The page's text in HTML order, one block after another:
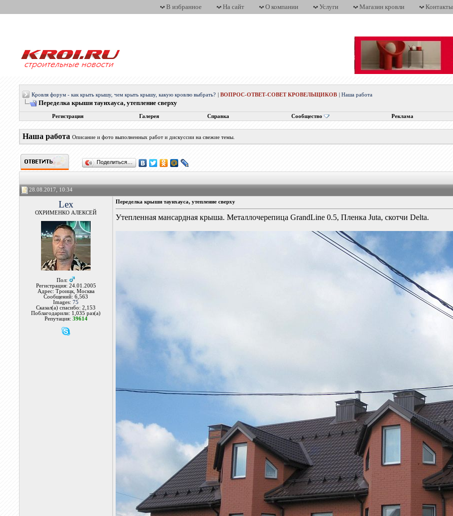
В избранное На сайт О компании Услуги Магазин кровли Контакты
Кровля форум - как крыть крышу, чем крыть крышу, какую кровлю выбрать? |ВОПРОС-ОТВЕТ-СОВЕТ КРОВЕЛЬЩИКОВ |Наша работа
Переделка крыши таунхауса, утепление сверху
Регистрация Галерея Справка Сообщество Реклама
Наша работа Описание и фото выполненных работ и дискуссии на свежие темы.
Поделиться…
28.08.2017, 10:34
Lex
ОХРИМЕНКО АЛЕКСЕЙ
Пол:
Регистрация: 24.01.2005
Адрес: Троицк, Москва
Сообщений: 6,563
Images:75
Сказал(а) спасибо: 2,153
Поблагодарили: 1,035 раз(а)
Репутация: 39614
Переделка крыши таунхауса, утепление сверху
Утепленная мансардная крыша. Металлочерепица GrandLine 0.5, Пленка Juta, скотчи Delta.